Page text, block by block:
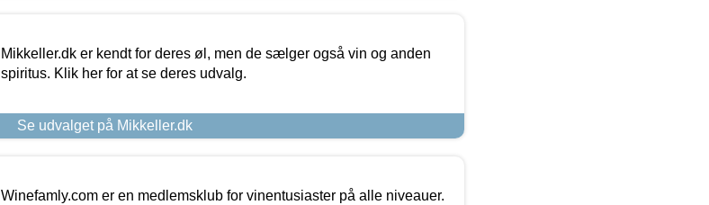
Mikkeller.dk er kendt for deres øl, men de sælger også vin og anden
spiritus. Klik her for at se deres udvalg.
Se udvalget på Mikkeller.dk
Winefamly.com er en medlemsklub for vinentusiaster på alle niveauer.